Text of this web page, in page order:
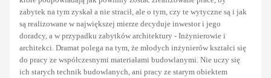
zabytek na tym zyskał a nie stracił, ale o tym, czy te wytyczne są i jak
są realizowane w największej mierze decyduje inwestor i jego
doradcy, a w przypadku zabytków architektury - Inżynierowie i
architekci. Dramat polega na tym, że młodych inżynierów kształci się
do pracy ze współczesnymi materiałami budowlanymi. Nie uczy się
ich starych technik budowlanych, ani pracy ze starym obiektem